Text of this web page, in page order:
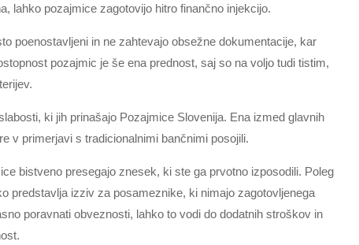
lahko pozajmice zagotovijo hitro finančno injekcijo.
poenostavljeni in ne zahtevajo obsežne dokumentacije, kar
pozajmic je še ena prednost, saj so na voljo tudi tistim,
ki jih prinašajo Pozajmice Slovenija. Ena izmed glavnih
v primerjavi s tradicionalnimi bančnimi posojili.
bistveno presegajo znesek, ki ste ga prvotno izposodili. Poleg
predstavlja izziv za posameznike, ki nimajo zagotovljenega
poravnati obveznosti, lahko to vodi do dodatnih stroškov in